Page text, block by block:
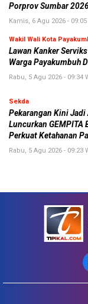
Porprov Sumbar 2026
Kamis, 6 Agu 2026 - 09:05
Wakil Wali Kota
Lawan Kanker
Warga Payakumbuh
Rabu, 5 Agu 2026 - 09:34
Sekda
Pekarangan Kini
Luncurkan GEMPITA
Perkuat Ketahanan
Rabu, 5 Agu 2026 - 09:23